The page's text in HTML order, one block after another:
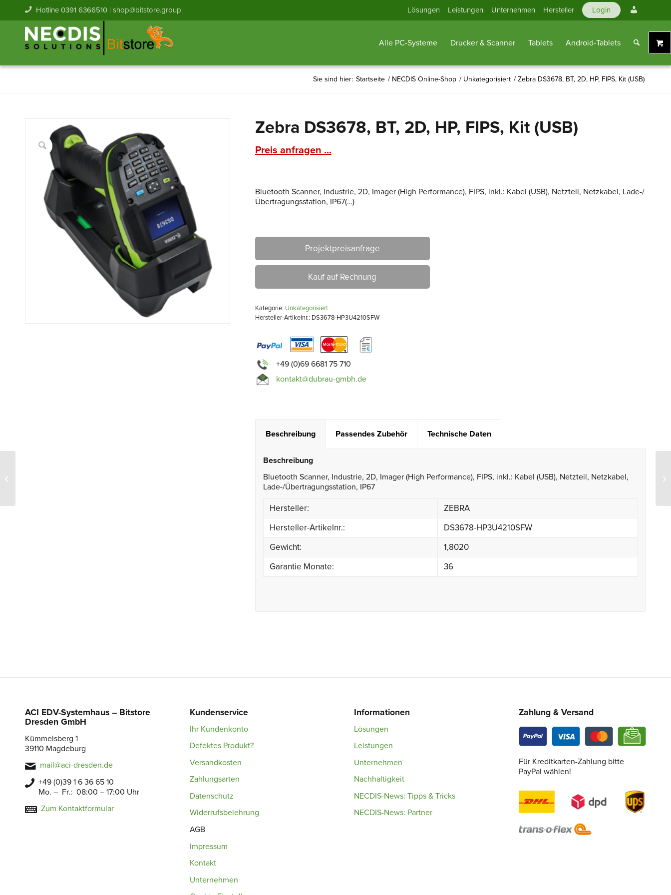
Lösungen Leistungen Unternehmen Hersteller Login
Konto
Hotline 0391 6366510 | shop@bitstore.group
Alle PC-Systeme Drucker & Scanner Tablets Android-Tablets
Sie sind hier: Startseite / NECDIS Online-Shop / Unkategorisiert / Zebra DS3678, BT, 2D, HP, FIPS, Kit (USB)
Zebra DS3678, BT, 2D, HP, FIPS, Kit (USB)
Preis anfragen ...
Bluetooth Scanner, Industrie, 2D, Imager (High Performance), FIPS, inkl.: Kabel (USB), Netzteil, Netzkabel, Lade-/
Übertragungsstation, IP67(…)
Projektpreisanfrage
Kauf auf Rechnung
Kategorie: Unkategorisiert
Hersteller-Artikelnr.: DS3678-HP3U4210SFW
+49 (0)69 6681 75 710
kontakt@dubrau-gmbh.de
Beschreibung Passendes Zubehör Technische Daten
Beschreibung
Bluetooth Scanner, Industrie, 2D, Imager (High Performance), FIPS, inkl.: Kabel (USB), Netzteil, Netzkabel,
Lade-/Übertragungsstation, IP67
Hersteller:
ZEBRA
Hersteller-Artikelnr.:
DS3678-HP3U4210SFW
Gewicht:
1,8020
Garantie Monate:
36
ACI EDV-Systemhaus – Bitstore
Dresden GmbH
Kümmelsberg 1
39110 Magdeburg
mail@aci-dresden.de
+49 (0)39 1 6 36 65 10
Mo. – Fr.: 08:00 – 17:00 Uhr
Zum Kontaktformular
Kundenservice
Ihr Kundenkonto
Defektes Produkt?
Versandkosten
Zahlungsarten
Datenschutz
Widerrufsbelehrung
AGB
Impressum
Kontakt
Unternehmen
Informationen
Lösungen
Leistungen
Unternehmen
Nachhaltigkeit
NECDIS-News: Tipps & Tricks
NECDIS-News: Partner
Zahlung & Versand
Für Kreditkarten-Zahlung bitte
PayPal wählen!